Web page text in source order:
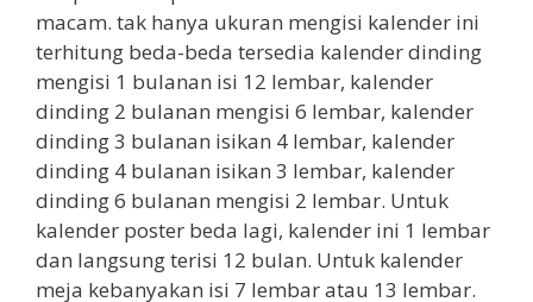
macam. tak hanya ukuran mengisi kalender ini
terhitung beda-beda tersedia kalender dinding
mengisi 1 bulanan isi 12 lembar, kalender
dinding 2 bulanan mengisi 6 lembar, kalender
dinding 3 bulanan isikan 4 lembar, kalender
dinding 4 bulanan isikan 3 lembar, kalender
dinding 6 bulanan mengisi 2 lembar. Untuk
kalender poster beda lagi, kalender ini 1 lembar
dan langsung terisi 12 bulan. Untuk kalender
meja kebanyakan isi 7 lembar atau 13 lembar.